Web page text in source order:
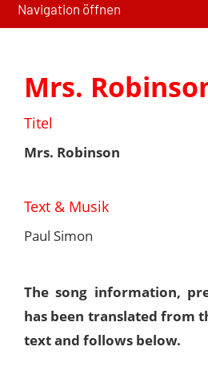
Navigation öffnen
Mrs.
Titel
Mrs. Robinson
Text & Musik
Paul Simon
The song information,
has been translated from
text and follows below.